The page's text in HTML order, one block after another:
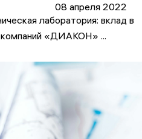
08 апреля 2022
лаборатория: вклад в
компаний «ДИАКОН» ...